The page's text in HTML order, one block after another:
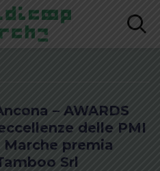
– AWARDS
delle PMI
premia
Srl